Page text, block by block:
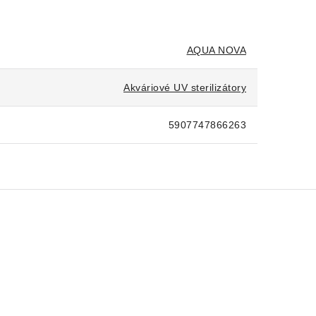
AQUA NOVA
Akváriové UV sterilizátory
5907747866263